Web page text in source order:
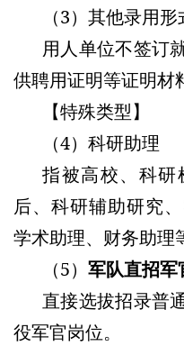
（3）其他录用
用人单位不签订
供聘用证明等证明材
【特殊类型】
（4）科研助理
指被高校、科
后、科研辅助研究
学术助理、财务助理
（5） 军队直招军
直接选拔招录普
役军官岗位。